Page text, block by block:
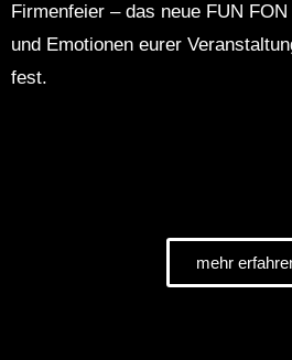
Firmenfeier – das neue FUN FON
und Emotionen eurer
fest.
mehr